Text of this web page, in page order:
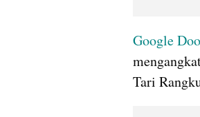
Google
Tari